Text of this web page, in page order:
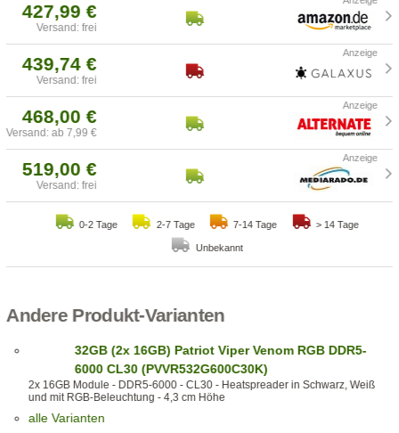
427,99 €
Versand: frei
439,74 €
Versand: frei
468,00 €
Versand: ab 7,99 €
519,00 €
Versand: frei
0-2 Tage 2-7 Tage 7-14 Tage > 14 Tage
Unbekannt
Andere Produkt-Varianten
32GB (2x 16GB) Patriot Viper Venom RGB DDR5-
6000 CL30 (PVVR532G600C30K)
2x 16GB Module - DDR5-6000 - CL30 - Heatspreader in Schwarz, Weiß
und mit RGB-Beleuchtung - 4,3 cm Höhe
alle Varianten